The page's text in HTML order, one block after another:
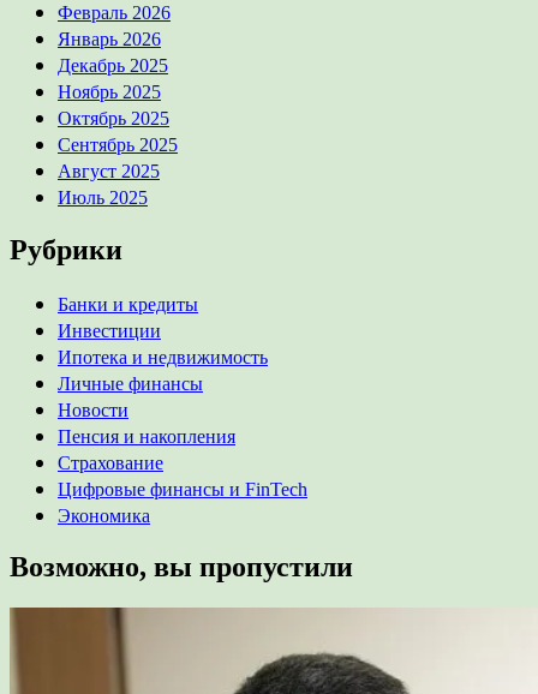
Февраль 2026
Январь 2026
Декабрь 2025
Ноябрь 2025
Октябрь 2025
Сентябрь 2025
Август 2025
Июль 2025
Рубрики
Банки и кредиты
Инвестиции
Ипотека и недвижимость
Личные финансы
Новости
Пенсия и накопления
Страхование
Цифровые финансы и FinTech
Экономика
Возможно, вы пропустили